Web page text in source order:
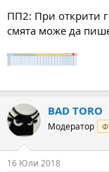
ПП2: При открити
смята може да
BAD TORO
Модератор
16 Юли 2018